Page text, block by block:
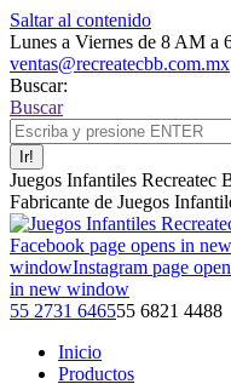
Saltar al contenido
Lunes a Viernes de 8 AM a
ventas@recreatecbb.com.mx
Buscar:
Buscar
Juegos Infantiles Recreatec
Fabricante de Juegos
Facebook page opens in
windowInstagram page
in new window
55 2731 646555 6821 4488
Inicio
Productos